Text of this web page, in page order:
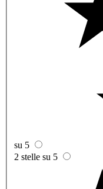
su 5
2 stelle su 5